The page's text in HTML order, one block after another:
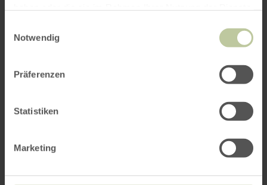
Notwendig
Präferenzen
Statistiken
Marketing
Einlass: 18:00
52396 Heimbach Vlatten
Das solltet Ihr wissen:
The Rusty Cutlass Taverne ist wahrscheinlich
die urigste Piraten-Spelunke Deutschlands. Sie